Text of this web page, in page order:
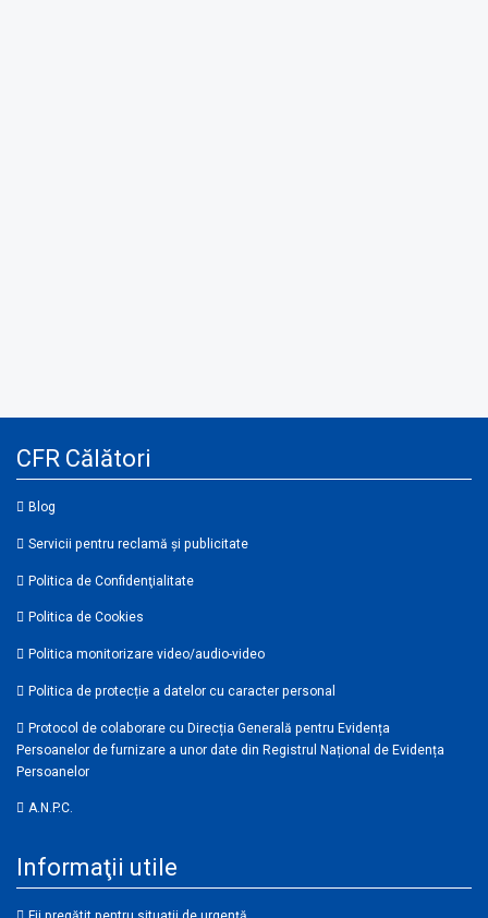
CFR Călători
Blog
Servicii pentru reclamă și publicitate
Politica de Confidenţialitate
Politica de Cookies
Politica monitorizare video/audio-video
Politica de protecție a datelor cu caracter personal
Protocol de colaborare cu Direcția Generală pentru Evidența
Persoanelor de furnizare a unor date din Registrul Național de Evidența
Persoanelor
A.N.P.C.
Informaţii utile